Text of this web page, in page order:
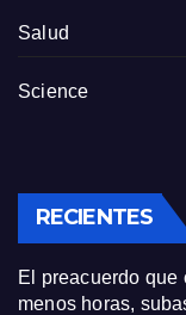
Salud
Science
RECIENTES
El preacuerdo que
menos horas,